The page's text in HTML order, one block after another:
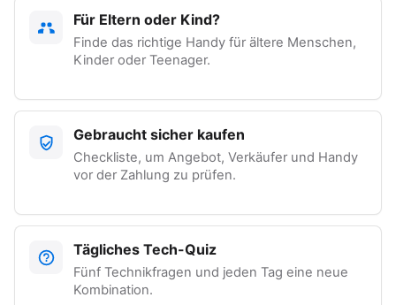
Für Eltern oder Kind?
Finde das richtige Handy für ältere Menschen,
Kinder oder Teenager.
Gebraucht sicher kaufen
Checkliste, um Angebot, Verkäufer und Handy
vor der Zahlung zu prüfen.
Tägliches Tech-Quiz
Fünf Technikfragen und jeden Tag eine neue
Kombination.